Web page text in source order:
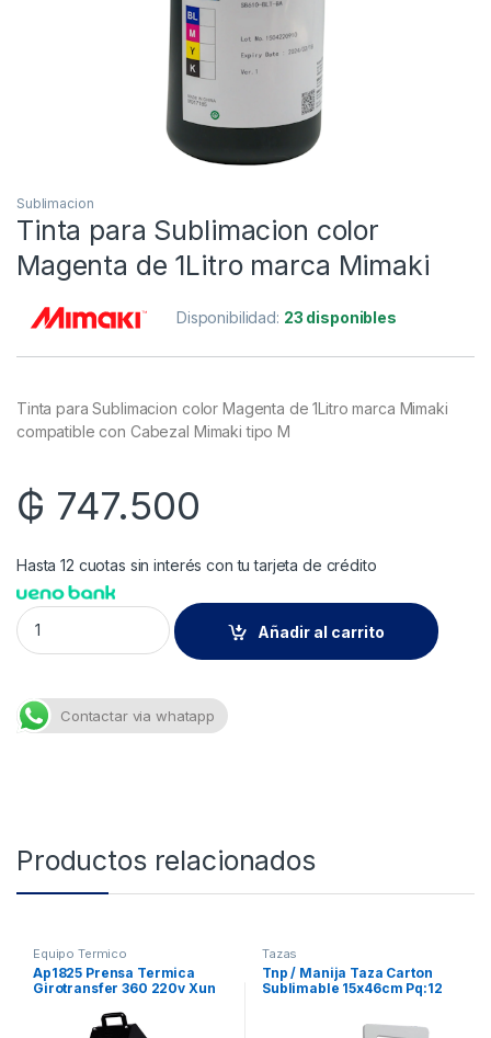
Sublimacion
Tinta para Sublimacion color
Magenta de 1Litro marca Mimaki
Disponibilidad: 23 disponibles
Tinta para Sublimacion color Magenta de 1Litro marca Mimaki
compatible con Cabezal Mimaki tipo M
₲ 747.500
Hasta 12 cuotas sin interés con tu tarjeta de crédito
Tinta para Sublimacion color Magenta de 1Litro marca
Añadir al carrito
Contactar via whatapp
Productos relacionados
Equipo Termico
Ap1825 Prensa Termica
Girotransfer 360 220v Xun
Tazas
Tnp / Manija Taza Carton
Sublimable 15x46cm Pq:12